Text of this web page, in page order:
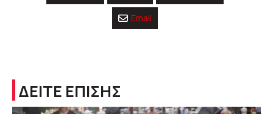
Email
ΔΕΙΤΕ ΕΠΙΣΗΣ